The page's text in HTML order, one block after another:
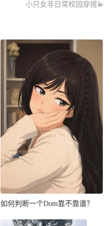
小只女非日常校园穿搭💫
如何判断一个Dom靠不靠谱？